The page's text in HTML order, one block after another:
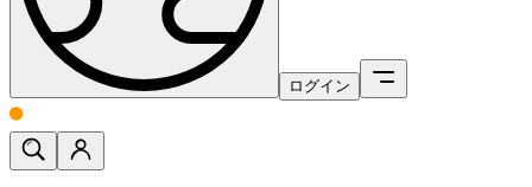
ログイン